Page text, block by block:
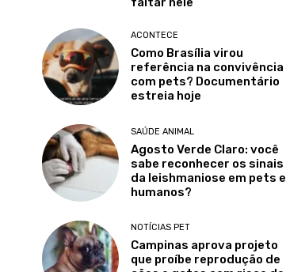
ACONTECE
Como Brasília virou
referência na convivência
com pets? Documentário
estreia hoje
SAÚDE ANIMAL
Agosto Verde Claro: você
sabe reconhecer os sinais
da leishmaniose em pets e
humanos?
NOTÍCIAS PET
Campinas aprova projeto
que proíbe reprodução de